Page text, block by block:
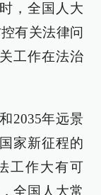
，全国人大
有关法律问
工作在法治
2035年远景
家新征程的
工作大有可
全国人大常